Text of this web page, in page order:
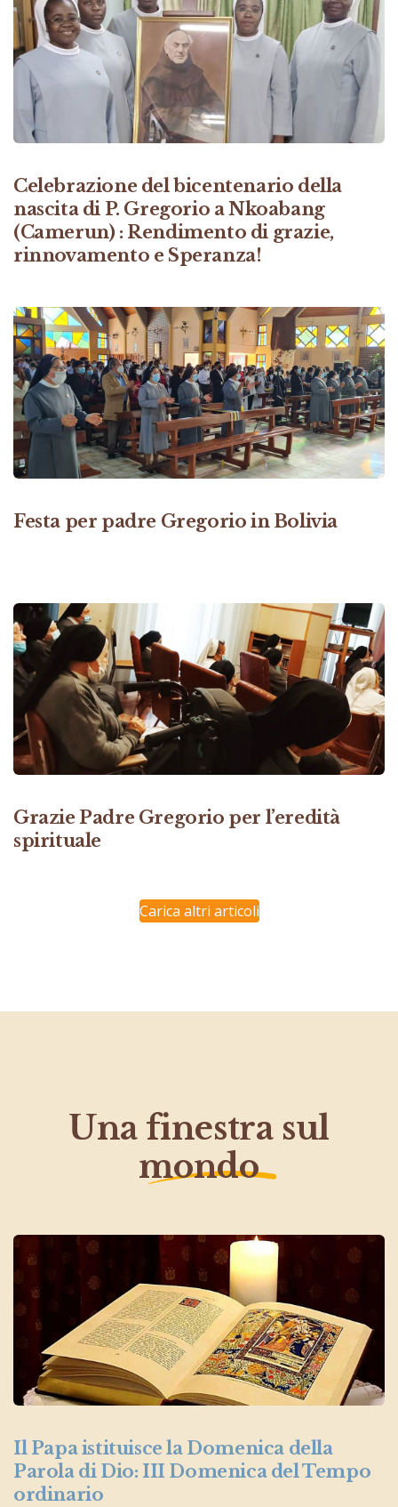
Celebrazione del bicentenario della
nascita di P. Gregorio a Nkoabang
(Camerun) : Rendimento di grazie,
rinnovamento e Speranza!
Festa per padre Gregorio in Bolivia
Grazie Padre Gregorio per l’eredità
spirituale
Carica altri articoli
Una finestra sul
mondo
Il Papa istituisce la Domenica della
Parola di Dio: III Domenica del Tempo
ordinario